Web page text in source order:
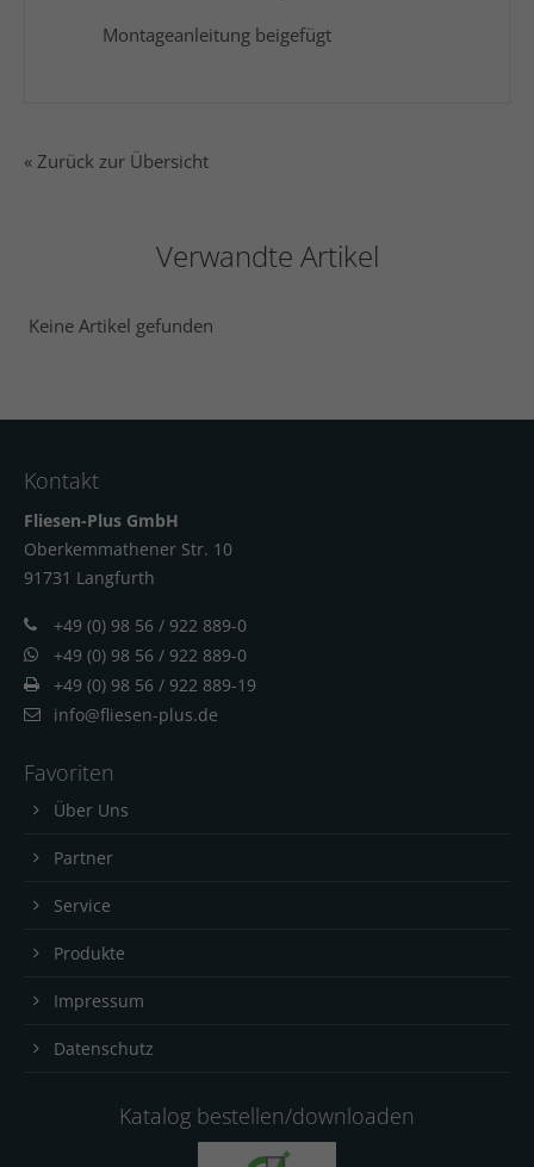
Montageanleitung beigefügt
« Zurück zur Übersicht
Verwandte Artikel
Keine Artikel gefunden
Kontakt
Fliesen-Plus GmbH
Oberkemmathener Str. 10
91731 Langfurth
+49 (0) 98 56 / 922 889-0
+49 (0) 98 56 / 922 889-0
+49 (0) 98 56 / 922 889-19
info@fliesen-plus.de
Favoriten
Über Uns
Partner
Service
Produkte
Impressum
Datenschutz
Katalog bestellen/downloaden